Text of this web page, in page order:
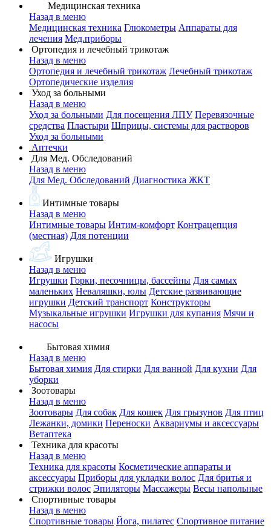
Медицинская техника
Назад в меню
Медицинская техника Глюкометры Аппараты для
лечения Мед.приборы
Ортопедия и лечебный трикотаж
Назад в меню
Ортопедия и лечебный трикотаж Лечебный трикотаж
Ортопедические изделия
Уход за больными
Назад в меню
Уход за больными Для посещения ЛПУ Перевязочные
средства Пластыри Шприцы, системы для растворов
Уход за больными
Аптечки
Для Мед. Обследований
Назад в меню
Для Мед. Обследований Диагностика ЖКТ
Интимные товары
Назад в меню
Интимные товары Интим-комфорт Контрацепция
(местная) Для потенции
Игрушки
Назад в меню
Игрушки Горки, песочницы, бассейны Для самых
маленьких Неваляшки, юлы Детские развивающие
игрушки Детский транспорт Конструкторы
Музыкальные игрушки Игрушки для купания Мячи и
насосы
Бытовая химия
Назад в меню
Бытовая химия Для стирки Для ванной Для кухни Для
уборки
Зоотовары
Назад в меню
Зоотовары Для собак Для кошек Для грызунов Для птиц
Лежанки, домики Переноски Аквариумы и аксессуары
Ветаптека
Техника для красоты
Назад в меню
Техника для красоты Косметические аппараты и
аксессуары Приборы для укладки волос Для бритья и
стрижки волос Эпиляторы Массажеры Весы напольные
Спортивные товары
Назад в меню
Спортивные товары Йога, пилатес Спортивное питание